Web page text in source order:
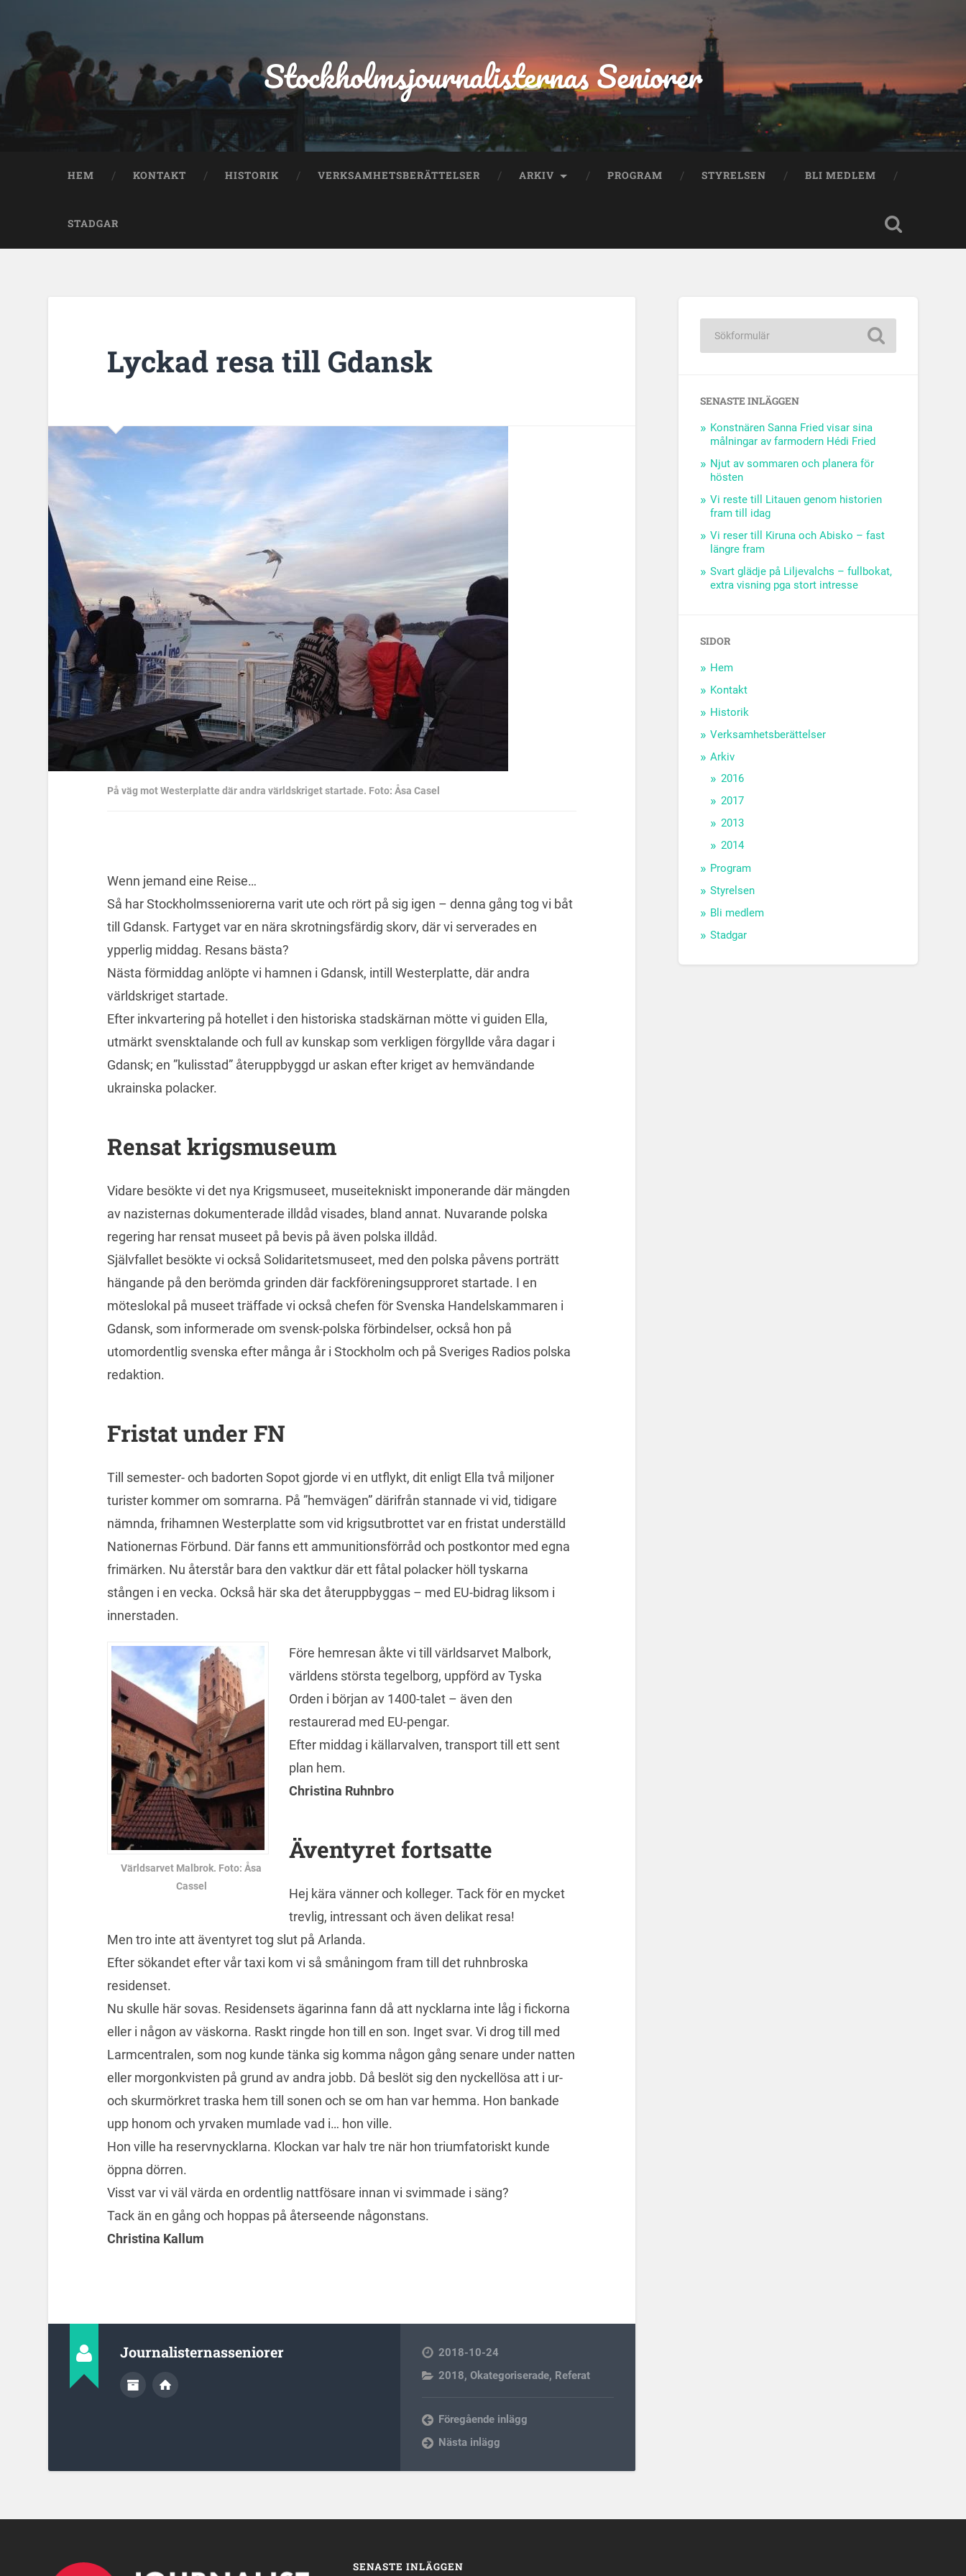
Stockholmsjournalisternas Seniorer
HEM KONTAKT HISTORIK VERKSAMHETSBERÄTTELSER ARKIV PROGRAM STYRELSEN BLI MEDLEM
STADGAR
Lyckad resa till Gdansk
På väg mot Westerplatte där andra världskriget startade. Foto: Åsa Casel
Wenn jemand eine Reise…
Så har Stockholmsseniorerna varit ute och rört på sig igen – denna gång tog vi båt
till Gdansk. Fartyget var en nära skrotningsfärdig skorv, där vi serverades en
ypperlig middag. Resans bästa?
Nästa förmiddag anlöpte vi hamnen i Gdansk, intill Westerplatte, där andra
världskriget startade.
Efter inkvartering på hotellet i den historiska stadskärnan mötte vi guiden Ella,
utmärkt svensktalande och full av kunskap som verkligen förgyllde våra dagar i
Gdansk; en ”kulisstad” återuppbyggd ur askan efter kriget av hemvändande
ukrainska polacker.
Rensat krigsmuseum
Vidare besökte vi det nya Krigsmuseet, museitekniskt imponerande där mängden
av nazisternas dokumenterade illdåd visades, bland annat. Nuvarande polska
regering har rensat museet på bevis på även polska illdåd.
Självfallet besökte vi också Solidaritetsmuseet, med den polska påvens porträtt
hängande på den berömda grinden där fackföreningsupproret startade. I en
möteslokal på museet träffade vi också chefen för Svenska Handelskammaren i
Gdansk, som informerade om svensk-polska förbindelser, också hon på
utomordentlig svenska efter många år i Stockholm och på Sveriges Radios polska
redaktion.
Fristat under FN
Till semester- och badorten Sopot gjorde vi en utflykt, dit enligt Ella två miljoner
turister kommer om somrarna. På ”hemvägen” därifrån stannade vi vid, tidigare
nämnda, frihamnen Westerplatte som vid krigsutbrottet var en fristat underställd
Nationernas Förbund. Där fanns ett ammunitionsförråd och postkontor med egna
frimärken. Nu återstår bara den vaktkur där ett fåtal polacker höll tyskarna
stången i en vecka. Också här ska det återuppbyggas – med EU-bidrag liksom i
innerstaden.
Världsarvet Malbrok. Foto: Åsa
Cassel
Före hemresan åkte vi till världsarvet Malbork,
världens största tegelborg, uppförd av Tyska
Orden i början av 1400-talet – även den
restaurerad med EU-pengar.
Efter middag i källarvalven, transport till ett sent
plan hem.
Christina Ruhnbro
Äventyret fortsatte
Hej kära vänner och kolleger. Tack för en mycket
trevlig, intressant och även delikat resa!
Men tro inte att äventyret tog slut på Arlanda.
Efter sökandet efter vår taxi kom vi så småningom fram till det ruhnbroska
residenset.
Nu skulle här sovas. Residensets ägarinna fann då att nycklarna inte låg i fickorna
eller i någon av väskorna. Raskt ringde hon till en son. Inget svar. Vi drog till med
Larmcentralen, som nog kunde tänka sig komma någon gång senare under natten
eller morgonkvisten på grund av andra jobb. Då beslöt sig den nyckellösa att i ur-
och skurmörkret traska hem till sonen och se om han var hemma. Hon bankade
upp honom och yrvaken mumlade vad i… hon ville.
Hon ville ha reservnycklarna. Klockan var halv tre när hon triumfatoriskt kunde
öppna dörren.
Visst var vi väl värda en ordentlig nattfösare innan vi svimmade i säng?
Tack än en gång och hoppas på återseende någonstans.
Christina Kallum
Journalisternasseniorer
2018-10-24
2018,Okategoriserade, Referat
Föregående inlägg
Nästa inlägg
SENASTE INLÄGGEN
Konstnären Sanna Fried visar sina
målningar av farmodern Hédi Fried
Njut av sommaren och planera för
hösten
Vi reste till Litauen genom historien
fram till idag
Vi reser till Kiruna och Abisko – fast
längre fram
Svart glädje på Liljevalchs – fullbokat,
extra visning pga stort intresse
SIDOR
Hem
Kontakt
Historik
Verksamhetsberättelser
Arkiv
2016
2017
2013
2014
Program
Styrelsen
Bli medlem
Stadgar
SENASTE INLÄGGEN